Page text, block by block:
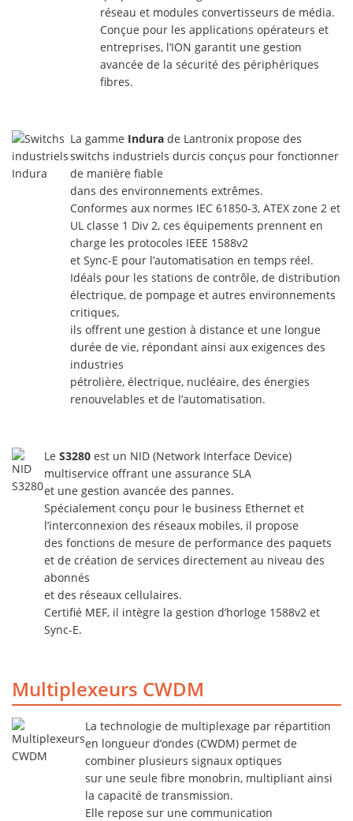
réseau et modules convertisseurs de média.
Conçue pour les applications opérateurs et
entreprises, l’ION garantit une gestion
avancée de la sécurité des périphériques
fibres.
La gamme Indurade Lantronix propose des
switchs industriels durcis conçus pour fonctionner
de manière fiable
dans des environnements extrêmes.
Conformes aux normes IEC 61850-3, ATEX zone 2 et
UL classe 1 Div 2, ces équipements prennent en
charge les protocoles IEEE 1588v2
et Sync-E pour l’automatisation en temps réel.
Idéals pour les stations de contrôle, de distribution
électrique, de pompage et autres environnements
critiques,
ils offrent une gestion à distance et une longue
durée de vie, répondant ainsi aux exigences des
industries
pétrolière, électrique, nucléaire, des énergies
renouvelables et de l’automatisation.
Le S3280est un NID (Network Interface Device)
multiservice offrant une assurance SLA
et une gestion avancée des pannes.
Spécialement conçu pour le business Ethernet et
l’interconnexion des réseaux mobiles, il propose
des fonctions de mesure de performance des paquets
et de création de services directement au niveau des
abonnés
et des réseaux cellulaires.
Certifié MEF, il intègre la gestion d’horloge 1588v2 et
Sync-E.
Multiplexeurs CWDM
La technologie de multiplexage par répartition
en longueur d’ondes (CWDM) permet de
combiner plusieurs signaux optiques
sur une seule fibre monobrin, multipliant ainsi
la capacité de transmission.
Elle repose sur une communication